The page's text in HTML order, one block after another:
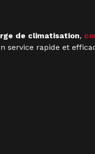
de climatisation,
service rapide et